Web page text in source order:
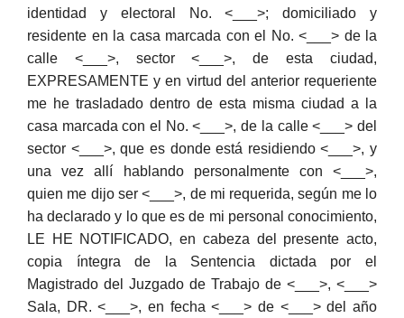
identidad y electoral No. <___>; domiciliado y
residente en la casa marcada con el No. <___> de la
calle <___>, sector <___>, de esta ciudad,
EXPRESAMENTE y en virtud del anterior requeriente
me he trasladado dentro de esta misma ciudad a la
casa marcada con el No. <___>, de la calle <___> del
sector <___>, que es donde está residiendo <___>, y
una vez allí hablando personalmente con <___>,
quien me dijo ser <___>, de mi requerida, según me lo
ha declarado y lo que es de mi personal conocimiento,
LE HE NOTIFICADO, en cabeza del presente acto,
copia íntegra de la Sentencia dictada por el
Magistrado del Juzgado de Trabajo de <___>, <___>
Sala, DR. <___>, en fecha <___> de <___> del año